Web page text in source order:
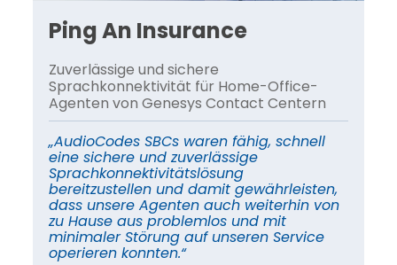
Ping An Insurance
Zuverlässige und sichere
Sprachkonnektivität für Home-Office-
Agenten von Genesys Contact Centern
„AudioCodes SBCs waren fähig, schnell
eine sichere und zuverlässige
Sprachkonnektivitätslösung
bereitzustellen und damit gewährleisten,
dass unsere Agenten auch weiterhin von
zu Hause aus problemlos und mit
minimaler Störung auf unseren Service
operieren konnten.“